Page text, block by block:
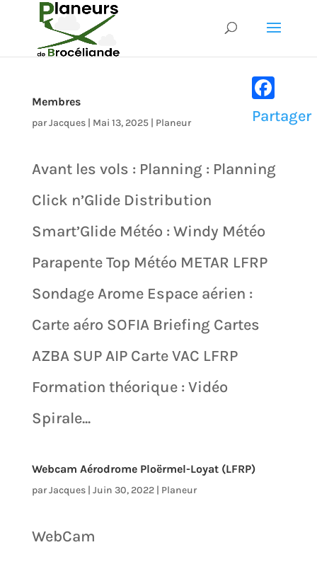
Membres
parJacques| Mai 13, 2025| Planeur
Avant les vols : Planning : Planning
Click n’Glide Distribution
Smart’Glide Météo : Windy Météo
Parapente Top Météo METAR LFRP
Sondage Arome Espace aérien :
Carte aéro SOFIA Briefing Cartes
AZBA SUP AIP Carte VAC LFRP
Formation théorique : Vidéo
Spirale...
Webcam Aérodrome Ploërmel-Loyat (LFRP)
parJacques| Juin 30, 2022| Planeur
WebCam
Partager